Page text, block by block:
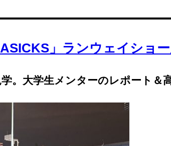
」ランウェイショ
。大学生メンターのレポート＆